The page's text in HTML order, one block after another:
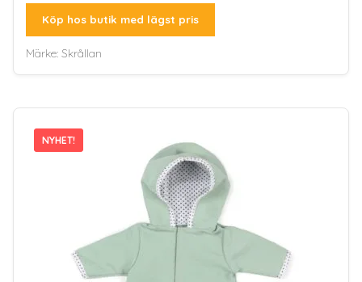
Köp hos butik med lägst pris
Märke: Skrållan
NYHET!
NYHET!